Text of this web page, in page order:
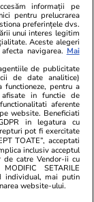
informații pe
pentru prelucrarea
preferințele dvs.
unui interes legitim
Aceste alegeri
navigarea. Mai
de publicitate
de date analitice)
pentru a
afisate in functie de
aferente
website. Beneficiati
in legatura cu
pot fi exercitate
TOATE”, acceptati
inclusiv acceptul
de catre Vendor-ii cu
SETARILE
individual, mai putin
website-ului.